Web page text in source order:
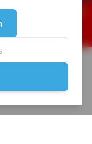
code:
boksartikelen,
aug.
3526
Trainer